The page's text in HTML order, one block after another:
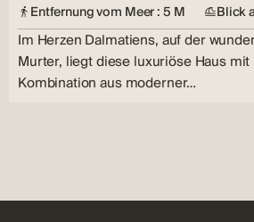
Entfernung vom Meer : 5 M
Blick
Im Herzen Dalmatiens, auf der
Murter, liegt diese luxuriöse Haus
Kombination aus moderner…